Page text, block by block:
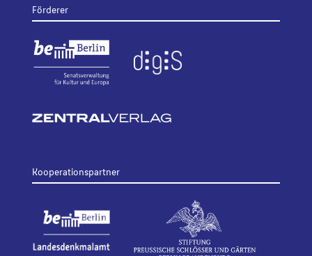
Förderer
Kooperationspartner